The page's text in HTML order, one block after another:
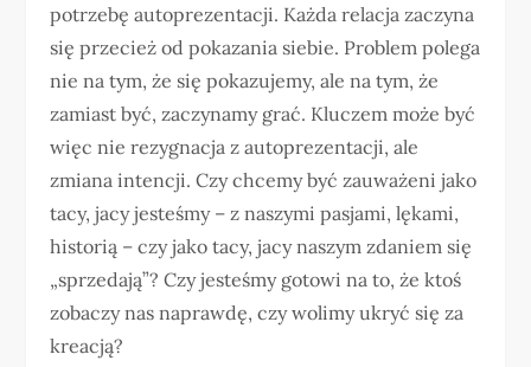
potrzebę autoprezentacji. Każda relacja zaczyna
się przecież od pokazania siebie. Problem polega
nie na tym, że się pokazujemy, ale na tym, że
zamiast być, zaczynamy grać. Kluczem może być
więc nie rezygnacja z autoprezentacji, ale
zmiana intencji. Czy chcemy być zauważeni jako
tacy, jacy jesteśmy – z naszymi pasjami, lękami,
historią – czy jako tacy, jacy naszym zdaniem się
„sprzedają”? Czy jesteśmy gotowi na to, że ktoś
zobaczy nas naprawdę, czy wolimy ukryć się za
kreacją?